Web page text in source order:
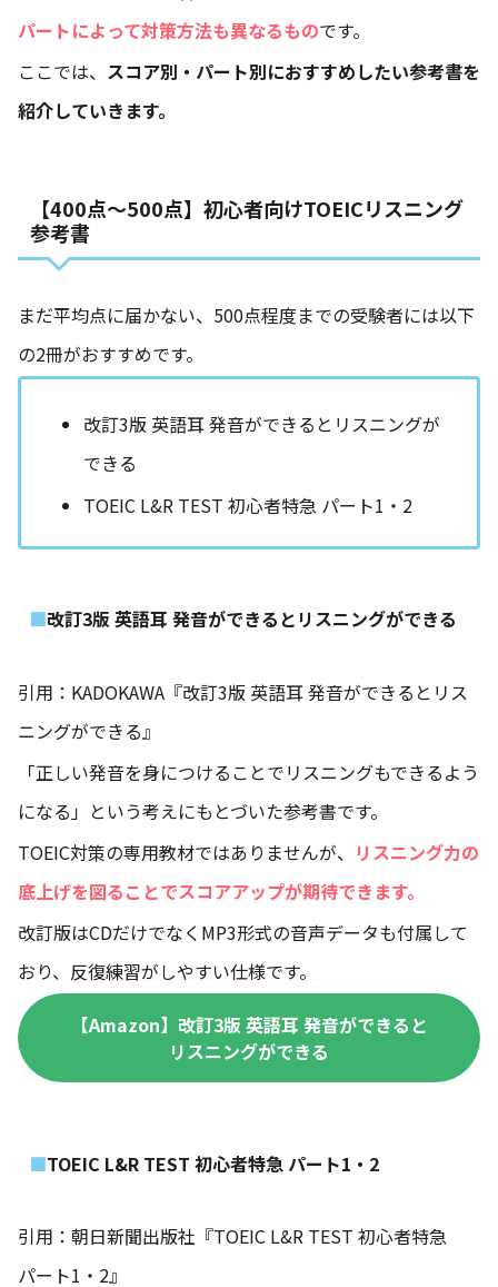
パートによって対策方法も異なるものです。
ここでは、 スコア別・パート別におすすめしたい参考書を
紹介していきます。
【400点〜500点】初心者向けTOEICリスニング
参考書
まだ平均点に届かない、500点程度までの受験者には以下
の2冊がおすすめです。
改訂3版 英語耳 発音ができるとリスニングが
できる
TOEIC L&R TEST 初心者特急 パート1・2
改訂3版 英語耳 発音ができるとリスニングができる
引用：KADOKAWA『改訂3版 英語耳 発音ができるとリス
ニングができる』
「正しい発音を身につけることでリスニングもできるよう
になる」という考えにもとづいた参考書です。
TOEIC対策の専用教材ではありませんが、 リスニング力の
底上げを図ることでスコアアップが期待できます。
改訂版はCDだけでなくMP3形式の音声データも付属して
おり、反復練習がしやすい仕様です。
【Amazon】改訂3版 英語耳 発音ができると
リスニングができる
TOEIC L&R TEST 初心者特急 パート1・2
引用：朝日新聞出版社『TOEIC L&R TEST 初心者特急
パート1・2』